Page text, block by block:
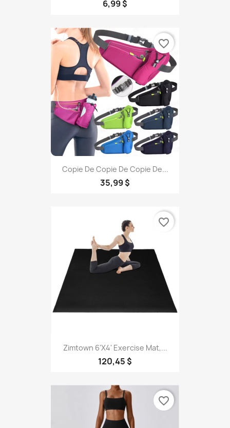
6,99 $
Copie De Copie De Copie De...
35,99 $
favorite_border
Zimtown 6'x4' Exercise Mat,...
120,45 $
favorite_border
favorite_border